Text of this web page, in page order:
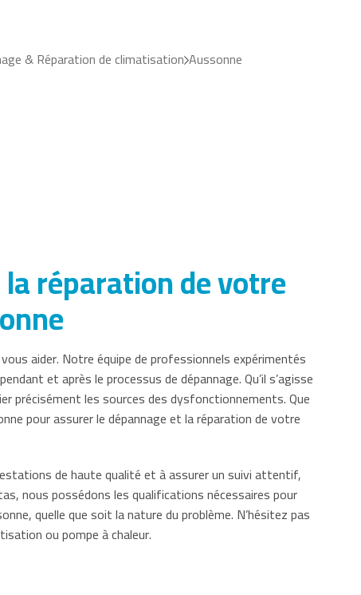
& Réparation de climatisation Aussonne
réparation de votre
aider. Notre équipe de professionnels expérimentés
et après le processus de dépannage. Qu’il s’agisse
précisément les sources des dysfonctionnements. Que
pour assurer le dépannage et la réparation de votre
de haute qualité et à assurer un suivi attentif,
nous possédons les qualifications nécessaires pour
quelle que soit la nature du problème. N’hésitez pas
ou pompe à chaleur.